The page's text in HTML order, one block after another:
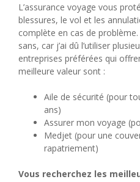
L’assurance voyage vous
blessures, le vol et les
complète en cas de
sans, car j’ai dû l’utiliser
entreprises préférées qui
meilleure valeur sont :
Aile de sécurité (pour
ans)
Assurer mon voyage
Medjet (pour une
rapatriement)
Vous recherchez les